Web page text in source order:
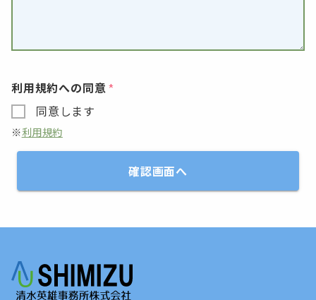
利用規約への同意
同意します
利用規約
確認画面へ